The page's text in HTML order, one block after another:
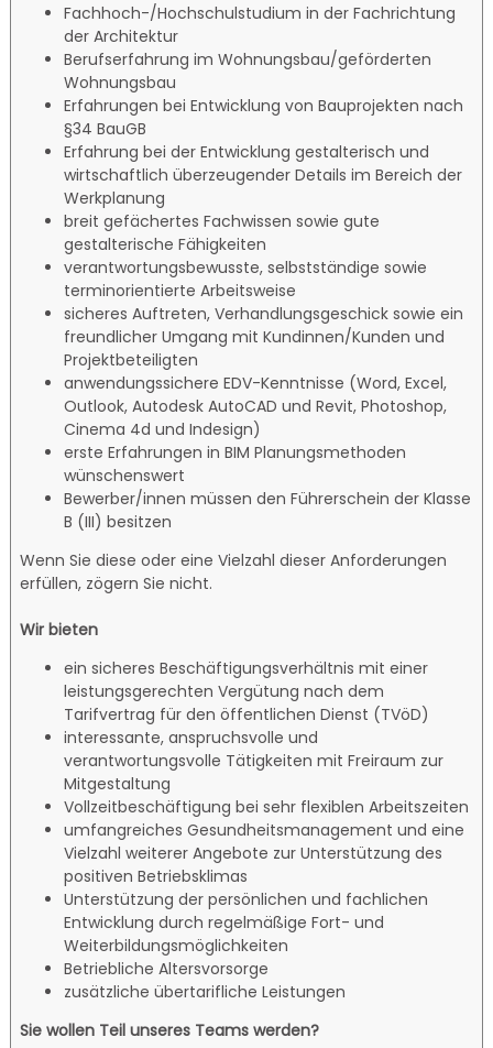
Fachhoch-/Hochschulstudium in der Fachrichtung
der Architektur
Berufserfahrung im Wohnungsbau/geförderten
Wohnungsbau
Erfahrungen bei Entwicklung von Bauprojekten nach
§34 BauGB
Erfahrung bei der Entwicklung gestalterisch und
wirtschaftlich überzeugender Details im Bereich der
Werkplanung
breit gefächertes Fachwissen sowie gute
gestalterische Fähigkeiten
verantwortungsbewusste, selbstständige sowie
terminorientierte Arbeitsweise
sicheres Auftreten, Verhandlungsgeschick sowie ein
freundlicher Umgang mit Kundinnen/Kunden und
Projektbeteiligten
anwendungssichere EDV-Kenntnisse (Word, Excel,
Outlook, Autodesk AutoCAD und Revit, Photoshop,
Cinema 4d und Indesign)
erste Erfahrungen in BIM Planungsmethoden
wünschenswert
Bewerber/innen müssen den Führerschein der Klasse
B (III) besitzen
Wenn Sie diese oder eine Vielzahl dieser Anforderungen
erfüllen, zögern Sie nicht.
Wir bieten
ein sicheres Beschäftigungsverhältnis mit einer
leistungsgerechten Vergütung nach dem
Tarifvertrag für den öffentlichen Dienst (TVöD)
interessante, anspruchsvolle und
verantwortungsvolle Tätigkeiten mit Freiraum zur
Mitgestaltung
Vollzeitbeschäftigung bei sehr flexiblen Arbeitszeiten
umfangreiches Gesundheitsmanagement und eine
Vielzahl weiterer Angebote zur Unterstützung des
positiven Betriebsklimas
Unterstützung der persönlichen und fachlichen
Entwicklung durch regelmäßige Fort- und
Weiterbildungsmöglichkeiten
Betriebliche Altersvorsorge
zusätzliche übertarifliche Leistungen
Sie wollen Teil unseres Teams werden?